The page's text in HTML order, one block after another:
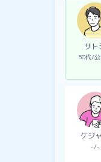
サト
50代
ケジ
- -